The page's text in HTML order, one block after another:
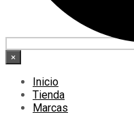
×
Inicio
Tienda
Marcas